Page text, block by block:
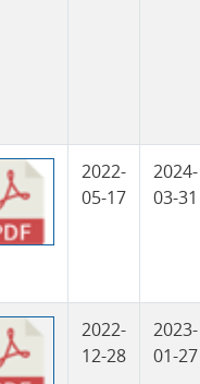
2022-
05-17
2024-
03-31
2022-
12-28
2023-
01-27